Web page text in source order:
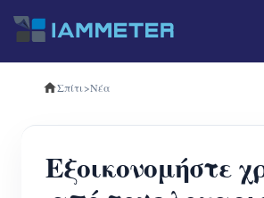
Προϊόντα
(WEM3080)
Σπίτι>Νέα
Εξοικονομήστε